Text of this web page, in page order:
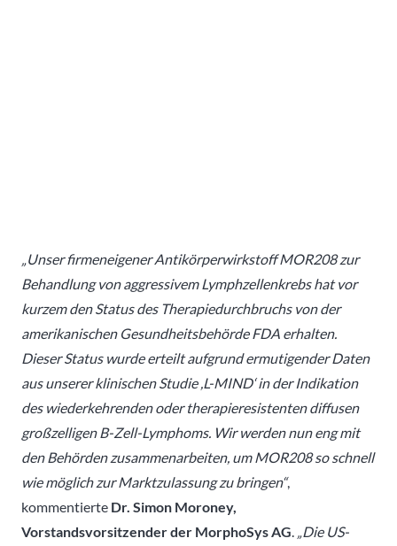
„Unser firmeneigener Antikörperwirkstoff MOR208 zur
Behandlung von aggressivem Lymphzellenkrebs hat vor
kurzem den Status des Therapiedurchbruchs von der
amerikanischen Gesundheitsbehörde FDA erhalten.
Dieser Status wurde erteilt aufgrund ermutigender Daten
aus unserer klinischen Studie ,L-MIND‘ in der Indikation
des wiederkehrenden oder therapieresistenten diffusen
großzelligen B-Zell-Lymphoms. Wir werden nun eng mit
den Behörden zusammenarbeiten, um MOR208 so schnell
wie möglich zur Marktzulassung zu bringen“,
kommentierte Dr. Simon Moroney,
Vorstandsvorsitzender der MorphoSys AG. „Die US-